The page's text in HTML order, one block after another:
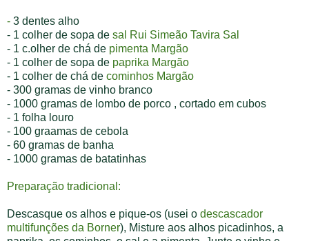
- 3 dentes alho
- 1 colher de sopa de sal Rui Simeão Tavira Sal
- 1 c.olher de chá de pimenta Margão
- 1 colher de sopa de paprika Margão
- 1 colher de chá de cominhos Margão
- 300 gramas de vinho branco
- 1000 gramas de lombo de porco , cortado em cubos
- 1 folha louro
- 100 graamas de cebola
- 60 gramas de banha
- 1000 gramas de batatinhas
Preparação tradicional:
Descasque os alhos e pique-os (usei o descascador
multifunções da Borner), Misture aos alhos picadinhos, a